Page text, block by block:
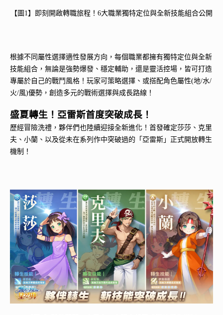
【圖1】即刻開啟轉職旅程！6大職業獨特定位與全新技能組合公開
根據不同屬性選擇適性發展方向，每個職業都擁有獨特定位與全新
技能組合，無論是強勢爆發、穩定輔助，還是靈活控場，皆可打造
專屬於自己的戰鬥風格！玩家可策略選擇、或搭配角色屬性(地/水/
火/風)優勢，創造多元的戰術選擇與成長路線！
盛夏轉生！亞雷斯首度突破成長！
歷經冒險洗禮，夥伴們也陸續迎接全新進化！首發確定莎莎、克里
夫、小蘭、以及從未在系列作中突破過的「亞雷斯」正式開放轉生
機制！